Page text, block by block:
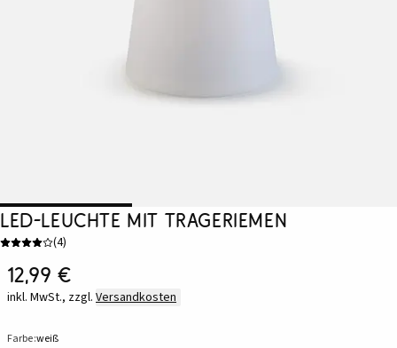
LED-Leuchte mit Trageriemen
(4)
12,99 €
inkl. MwSt., zzgl. Versandkosten
Farbe:weiß